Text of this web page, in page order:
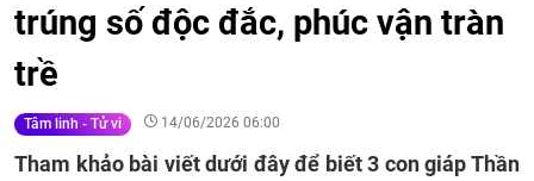
trúng số độc đắc, phúc vận tràn
trề
Tâm linh - Tử vi 14/06/2026 06:00
Tham khảo bài viết dưới đây để biết 3 con giáp Thần